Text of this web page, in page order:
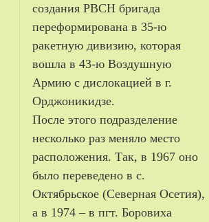
создания РВСН бригада
переформирована в 35-ю
ракетную дивизию, которая
вошла в 43-ю Воздушную
Армию с дислокацией в г.
Орджоникидзе.
После этого подразделение
несколько раз меняло место
расположения. Так, в 1967 оно
было переведено в с.
Октябрьское (Северная Осетия),
а в 1974 – в пгт. Боровиха